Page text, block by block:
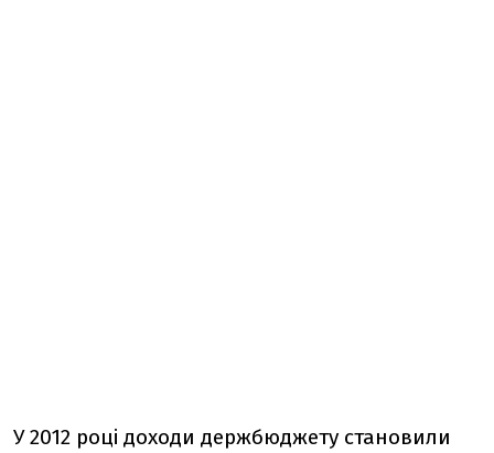
У 2012 році доходи держбюджету становили